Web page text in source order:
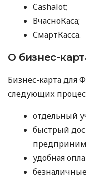
Cashalot;
ВчасноКаса;
СмартКасса.
О бизнес-
Бизнес-карта для
следующих
отдельный
быстрый
удобная